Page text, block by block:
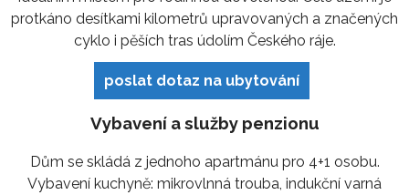
protkáno desítkami kilometrů upravovaných a značených
cyklo i pěších tras údolím Českého ráje.
poslat dotaz na ubytování
Vybavení a služby penzionu
Dům se skládá z jednoho apartmánu pro 4+1 osobu.
Vybavení kuchyně: mikrovlnná trouba, indukční varná